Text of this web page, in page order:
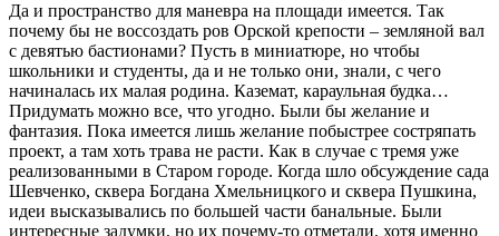
Да и пространство для маневра на площади имеется. Так
почему бы не воссоздать ров Орской крепости – земляной вал
с девятью бастионами? Пусть в миниатюре, но чтобы
школьники и студенты, да и не только они, знали, с чего
начиналась их малая родина. Каземат, караульная будка…
Придумать можно все, что угодно. Были бы желание и
фантазия. Пока имеется лишь желание побыстрее состряпать
проект, а там хоть трава не расти. Как в случае с тремя уже
реализованными в Старом городе. Когда шло обсуждение сада
Шевченко, сквера Богдана Хмельницкого и сквера Пушкина,
идеи высказывались по большей части банальные. Были
интересные задумки, но их почему-то отметали, хотя именно